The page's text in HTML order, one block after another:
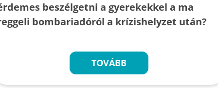
beszélgetni a gyerekekkel a ma
bombariadóról a krízishelyzet után?
TOVÁBB